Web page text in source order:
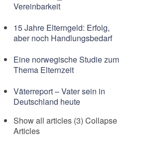
Vereinbarkeit
15 Jahre Elterngeld: Erfolg,
aber noch Handlungsbedarf
Eine norwegische Studie zum
Thema Elternzeit
Väterreport – Vater sein in
Deutschland heute
Show all articles (3) Collapse
Articles